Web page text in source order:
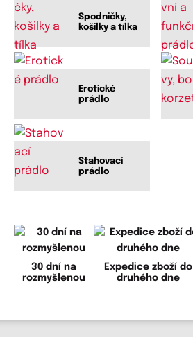
Spodničky,
košilky a tílka
Erotické
prádlo
Stahovací
prádlo
30 dní na
rozmyšlenou
Expedice zboží do
druhého dne